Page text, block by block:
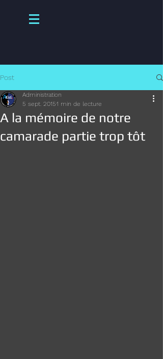
Post
A la mémoire de notre
camarade partie trop tôt
Administration
5 sept. 20151 min de lecture